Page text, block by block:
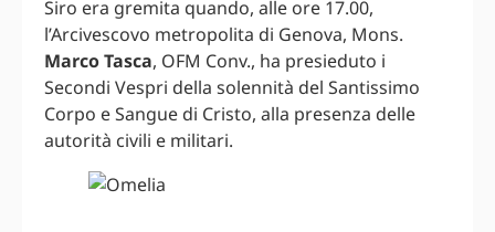
Siro era gremita quando, alle ore 17.00,
l’Arcivescovo metropolita di Genova, Mons.
Marco Tasca, OFM Conv., ha presieduto i
Secondi Vespri della solennità del Santissimo
Corpo e Sangue di Cristo, alla presenza delle
autorità civili e militari.